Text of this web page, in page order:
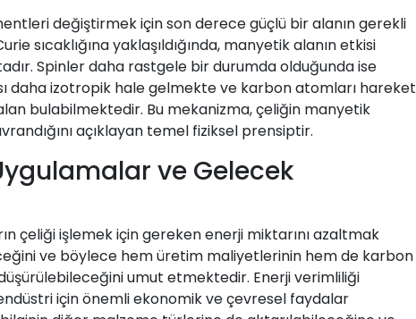
değiştirmek için son derece güçlü bir alanın gerekli
sıcaklığına yaklaşıldığında, manyetik alanın etkisi
Spinler daha rastgele bir durumda olduğunda ise
daha izotropik hale gelmekte ve karbon atomları hareket
bulabilmektedir. Bu mekanizma, çeliğin manyetik
açıklayan temel fiziksel prensiptir.
ve Gelecek
çeliği işlemek için gereken enerji miktarını azaltmak
ve böylece hem üretim maliyetlerinin hem de karbon
umut etmektedir. Enerji verimliliği
için önemli ekonomik ve çevresel faydalar